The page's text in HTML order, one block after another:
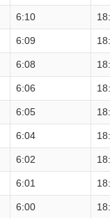
6:10
6:09
6:08
6:06
6:05
6:04
6:02
6:01
6:00